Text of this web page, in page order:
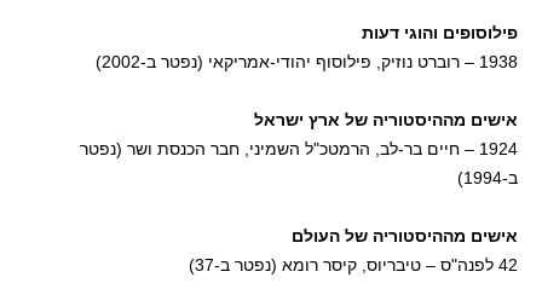
פילוסופים והוגי דעות
1938 – רוברט נוזיק, פילוסוף יהודי-אמריקאי (נפטר ב-2002)
אישים מההיסטוריה של ארץ ישראל
1924 – חיים בר-לב, הרמטכ"ל השמיני, חבר הכנסת ושר (נפטר
ב-1994)
אישים מההיסטוריה של העולם
42 לפנה"ס – טיבריוס, קיסר רומא (נפטר ב-37)